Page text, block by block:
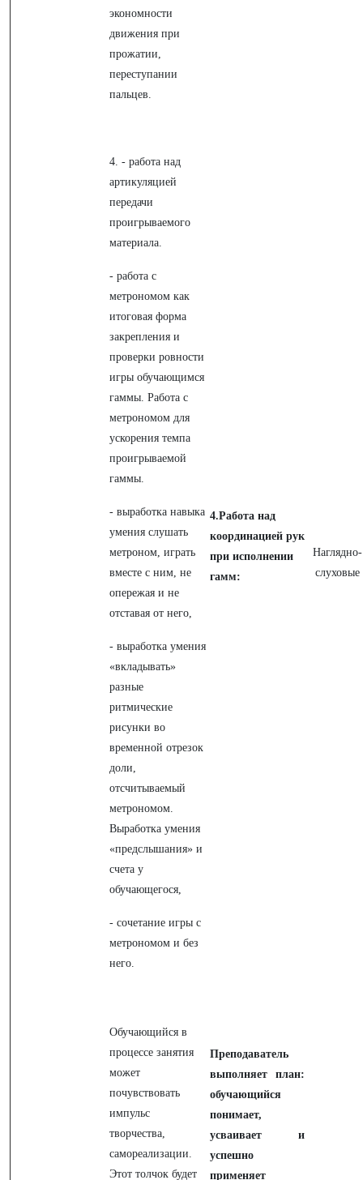
экономности
движения при
прожатии,
переступании
пальцев.
4. - работа над
артикуляцией
передачи
проигрываемого
материала.
- работа с
метрономом как
итоговая форма
закрепления и
проверки ровности
игры обучающимся
гаммы. Работа с
метрономом для
ускорения темпа
проигрываемой
гаммы.
- выработка навыка
умения слушать
метроном, играть
вместе с ним, не
опережая и не
отставая от него,
- выработка умения
«вкладывать»
разные
ритмические
рисунки во
временной отрезок
доли,
отсчитываемый
метрономом.
Выработка умения
«предслышания» и
счета у
обучающегося,
- сочетание игры с
метрономом и без
него.
4.Работа над
координацией рук
при исполнении
гамм:
Наглядно-
слуховые
Обучающийся в
процессе занятия
может
почувствовать
импульс
творчества,
самореализации.
Этот толчок будет
Преподаватель
выполняет план:
обучающийся
понимает,
усваивает и
успешно
применяет